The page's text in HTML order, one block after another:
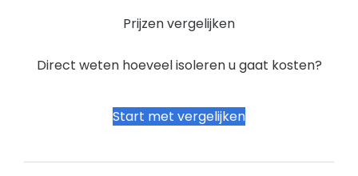
Prijzen vergelijken
Direct weten hoeveel isoleren u gaat kosten?
Start met vergelijken